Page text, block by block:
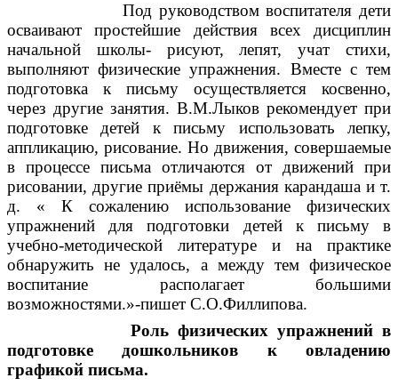
Под руководством воспитателя дети
осваивают простейшие действия всех дисциплин
начальной школы- рисуют, лепят, учат стихи,
выполняют физические упражнения. Вместе с тем
подготовка к письму осуществляется косвенно,
через другие занятия. В.М.Лыков рекомендует при
подготовке детей к письму использовать лепку,
аппликацию, рисование. Но движения, совершаемые
в процессе письма отличаются от движений при
рисовании, другие приёмы держания карандаша и т.
д. « К сожалению использование физических
упражнений для подготовки детей к письму в
учебно-методической литературе и на практике
обнаружить не удалось, а между тем физическое
воспитание располагает большими
возможностями.»-пишет С.О.Филлипова.
Роль физических упражнений в
подготовке дошкольников к овладению
графикой письма.